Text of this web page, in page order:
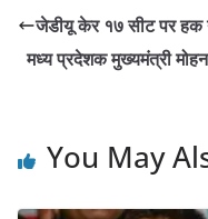
जेडीयू केर १७ सीट पर हक
मध्य प्रदेशक मुख्यमंत्री
You May